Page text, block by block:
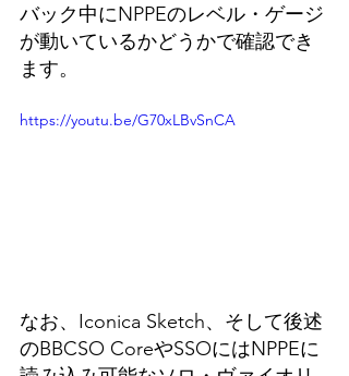
バック中にNPPEのレベル・ゲージ
が動いているかどうかで確認でき
ます。
https://youtu.be/G70xLBvSnCA
なお、Iconica Sketch、そして後述
のBBCSO CoreやSSOにはNPPEに